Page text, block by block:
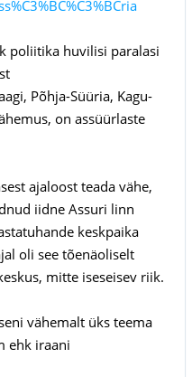
poliitika huvilisi paralasi
Põhja-Süüria, Kagu-
on assüürlaste
ajaloost teada vähe,
iidne Assuri linn
keskpaika
oli see tõenäoliselt
mitte iseseisev riik.
vähemalt üks teema
ehk iraani